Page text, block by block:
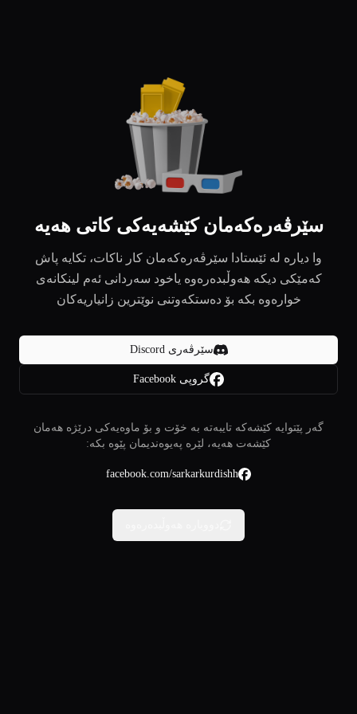
سێرڤەرەکەمان کێشەیەکی کاتی هەیە
وا دیارە لە ئێستادا سێرڤەرەکەمان کار ناکات، تکایە پاش
کەمێکی دیکە هەوڵبدەرەوە یاخود سەردانی ئەم لینکانەی
خوارەوە بکە بۆ دەستکەوتنی نوێترین زانیاریەکان
سێرڤەری Discord
گروپی Facebook
گەر پێتوایە کێشەکە تایبەتە بە خۆت و بۆ ماوەیەکی درێژە هەمان
کێشەت هەیە، لێرە پەیوەندیمان پێوە بکە:
facebook.com/sarkarkurdishh